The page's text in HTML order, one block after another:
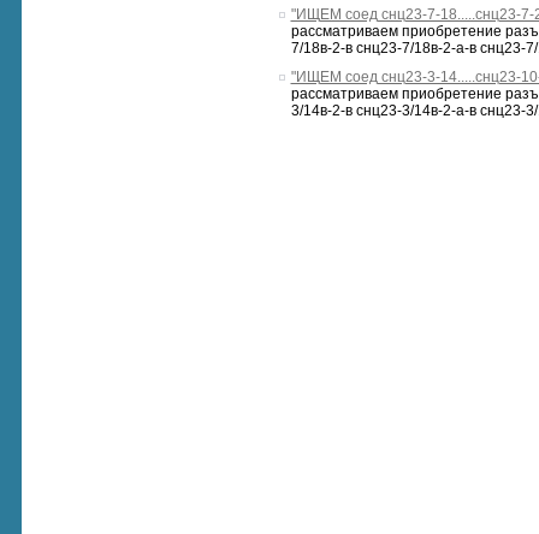
"ИЩЕМ соед снц23-7-18.....снц23-7-
рассматриваем приобретение
7/18в-2-в снц23-7/18в-2-а-в снц23-
"ИЩЕМ соед снц23-3-14.....снц23-
рассматриваем приобретение
3/14в-2-в снц23-3/14в-2-а-в снц23-